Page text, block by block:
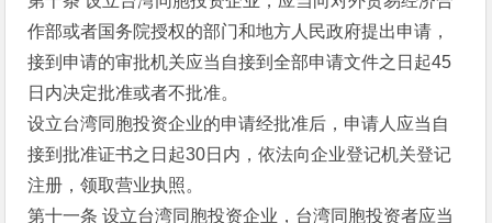
作部或者国务院授权的部门和地方人民政府提出申请，
接到申请的审批机关应当自接到全部申请文件之日起45
日内决定批准或者不批准。
设立台湾同胞投资企业的申请经批准后，申请人应当自
接到批准证书之日起30日内，依法向企业登记机关登记
注册，领取营业执照。
第十一条 设立台湾同胞投资企业，台湾同胞投资者应当